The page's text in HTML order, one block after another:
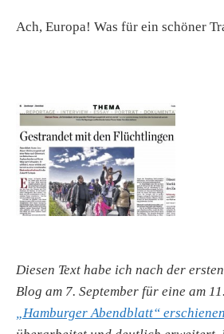
Ach, Europa! Was für ein schöner
Diesen Text habe ich nach der
Blog am 7. September für eine am
„Hamburger Abendblatt“